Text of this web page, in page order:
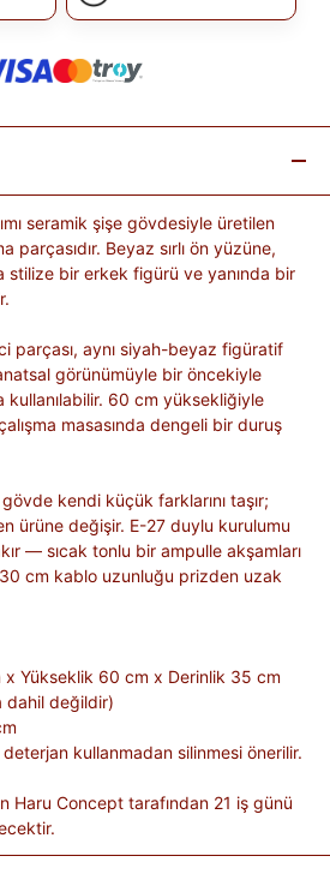
seramik şişe gövdesiyle üretilen
parçasıdır. Beyaz sırlı ön yüzüne,
stilize bir erkek figürü ve yanında bir
parçası, aynı siyah-beyaz figüratif
görünümüyle bir öncekiyle
kullanılabilir. 60 cm yüksekliğiyle
masasında dengeli bir duruş
kendi küçük farklarını taşır;
ürüne değişir. E-27 duylu kurulumu
— sıcak tonlu bir ampulle akşamları
cm kablo uzunluğu prizden uzak
x Yükseklik 60 cm x Derinlik 35 cm
dahil değildir)
kullanmadan silinmesi önerilir.
Haru Concept tarafından 21 iş günü